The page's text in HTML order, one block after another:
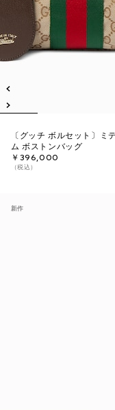
〔グッチ ボルセット〕ミ
ム ボストンバッグ
￥396,000
（税込）
新作